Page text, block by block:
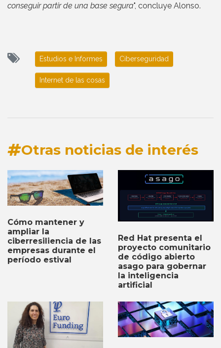
conseguir partir de una base segura", concluye Alonso.
Estudios e Informes Ciberseguridad
Internet de las cosas
Otras noticias de interés
Cómo mantener y
ampliar la
ciberresiliencia de las
empresas durante el
período estival
Red Hat presenta el
proyecto comunitario
de código abierto
asago para gobernar
la inteligencia
artificial